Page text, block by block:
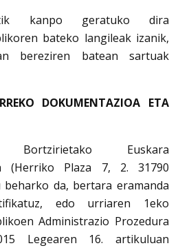
kanpo geratuko dira
bateko langileak izanik,
bereziren batean sartuak
DOKUMENTAZIOA ETA
Bortzirietako Euskara
(Herriko Plaza 7, 2. 31790
da, bertara eramanda
edo urriaren 1eko
Administrazio Prozedura
Legearen 16. artikuluan